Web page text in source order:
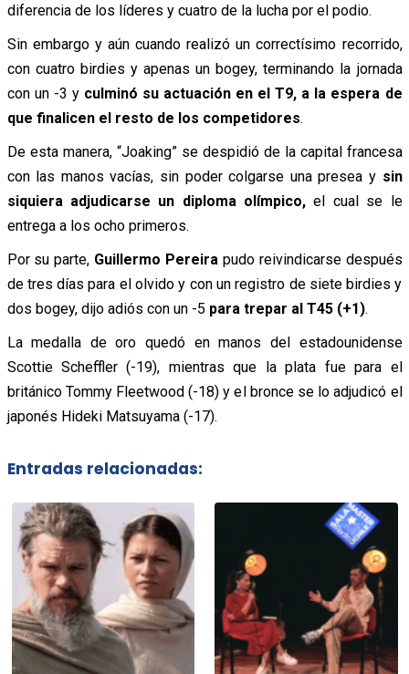
diferencia de los líderes y cuatro de la lucha por el podio.
Sin embargo y aún cuando realizó un correctísimo recorrido,
con cuatro birdies y apenas un bogey, terminando la jornada
con un -3 yculminó su actuación en el T9, a la espera de
que finalicen el resto de los competidores.
De esta manera, “Joaking” se despidió de la capital francesa
con las manos vacías, sin poder colgarse una presea ysin
siquiera adjudicarse un diploma olímpico, el cual se le
entrega a los ocho primeros.
Por su parte, Guillermo Pereira pudo reivindicarse después
de tres días para el olvido y con un registro de siete birdies y
dos bogey, dijo adiós con un -5 para trepar al T45 (+1).
La medalla de oro quedó en manos del estadounidense
Scottie Scheffler (-19), mientras que la plata fue para el
británico Tommy Fleetwood (-18) y el bronce se lo adjudicó el
japonés Hideki Matsuyama (-17).
Entradas relacionadas: